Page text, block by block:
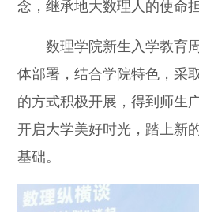
念，继承地大数理人的使命担
数理学院新生入学教育周
体部署，结合学院特色，采
的方式积极开展，得到师生
开启大学美好时光，踏上新
基础。